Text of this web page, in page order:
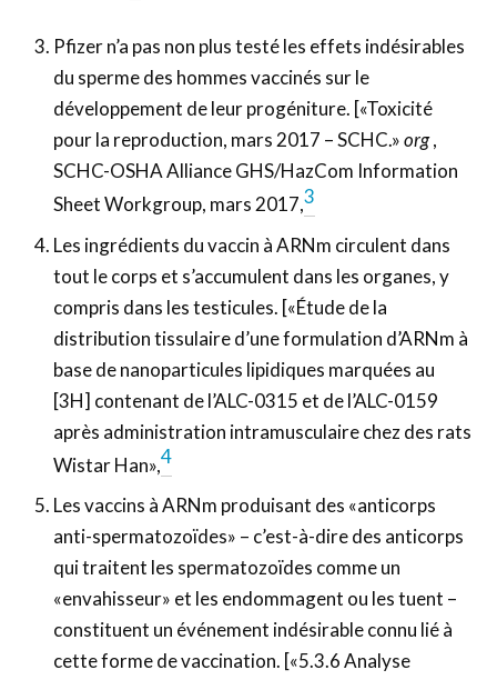
Pfizer n’a pas non plus testé les effets indésirables
du sperme des hommes vaccinés sur le
développement de leur progéniture. [«Toxicité
pour la reproduction, mars 2017 – SCHC.»org,
SCHC-OSHA Alliance GHS/HazCom Information
Sheet Workgroup, mars 2017,3
Les ingrédients du vaccin à ARNm circulent dans
tout le corps et s’accumulent dans les organes, y
compris dans les testicules. [«Étude de la
distribution tissulaire d’une formulation d’ARNm à
base de nanoparticules lipidiques marquées au
[3H] contenant de l’ALC-0315 et de l’ALC-0159
après administration intramusculaire chez des rats
Wistar Han»,4
Les vaccins à ARNm produisant des «anticorps
anti-spermatozoïdes» – c’est-à-dire des anticorps
qui traitent les spermatozoïdes comme un
«envahisseur» et les endommagent ou les tuent – ​​
constituent un événement indésirable connu lié à
cette forme de vaccination. [«5.3.6 Analyse